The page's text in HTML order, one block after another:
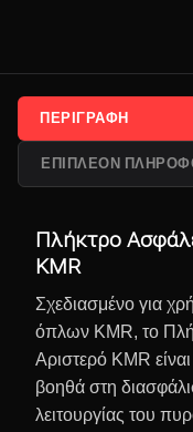
ΠΕΡΙΓΡΑΦΉ
ΕΠΙΠΛΈΟΝ
Πλήκτρο
KMR
Σχεδιασμένο για
όπλων KMR, το
Αριστερό KMR
βοηθά στη
λειτουργίας του